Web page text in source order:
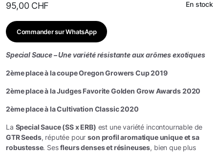
95,00 CHF En stock
Commander sur WhatsApp
Special Sauce – Une variété résistante aux arômes exotiques
2ème place à la coupe Oregon Growers Cup 2019
2ème place à la Judges Favorite Golden Grow Awards 2020
2ème place à la Cultivation Classic 2020
La Special Sauce (SS x ERB) est une variété incontournable de
GTR Seeds, réputée pourson profil aromatique unique et sa
robustesse. Sesfleurs denses et résineuses, bien que plus